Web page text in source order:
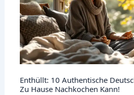
Enthüllt: 10 Authentische
Zu Hause Nachkochen Kann!